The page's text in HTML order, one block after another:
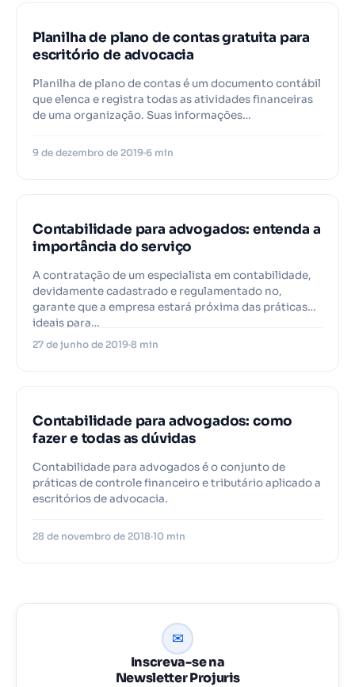
Planilha de plano de contas gratuita para
escritório de advocacia
Planilha de plano de contas é um documento contábil
que elenca e registra todas as atividades financeiras
de uma organização. Suas informações…
9 de dezembro de 2019 6 min
Contabilidade para advogados: entenda a
importância do serviço
A contratação de um especialista em contabilidade,
devidamente cadastrado e regulamentado no,
garante que a empresa estará próxima das práticas
ideais para…
27 de junho de 2019 8 min
Contabilidade para advogados: como
fazer e todas as dúvidas
Contabilidade para advogados é o conjunto de
práticas de controle financeiro e tributário aplicado a
escritórios de advocacia.
28 de novembro de 2018 10 min
✉
Inscreva-se na
Newsletter Projuris